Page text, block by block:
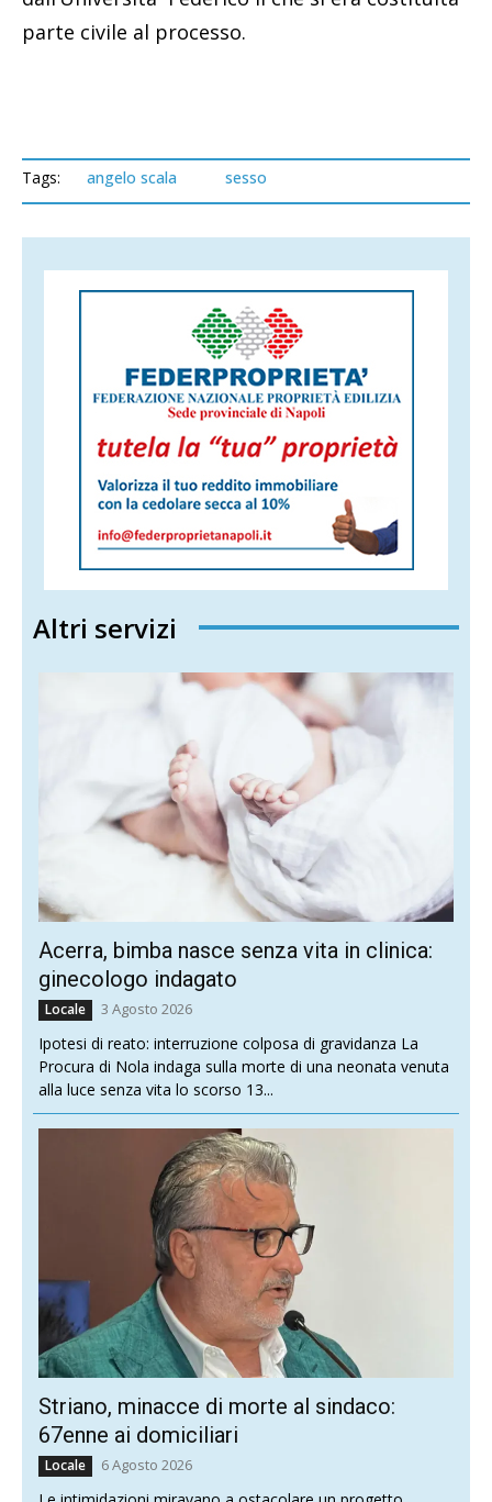
parte civile al processo.
Tags: angelo scala sesso
Altri servizi
Acerra, bimba nasce senza vita in clinica:
ginecologo indagato
Locale 3 Agosto 2026
Ipotesi di reato: interruzione colposa di gravidanza La
Procura di Nola indaga sulla morte di una neonata venuta
alla luce senza vita lo scorso 13...
Striano, minacce di morte al sindaco:
67enne ai domiciliari
Locale 6 Agosto 2026